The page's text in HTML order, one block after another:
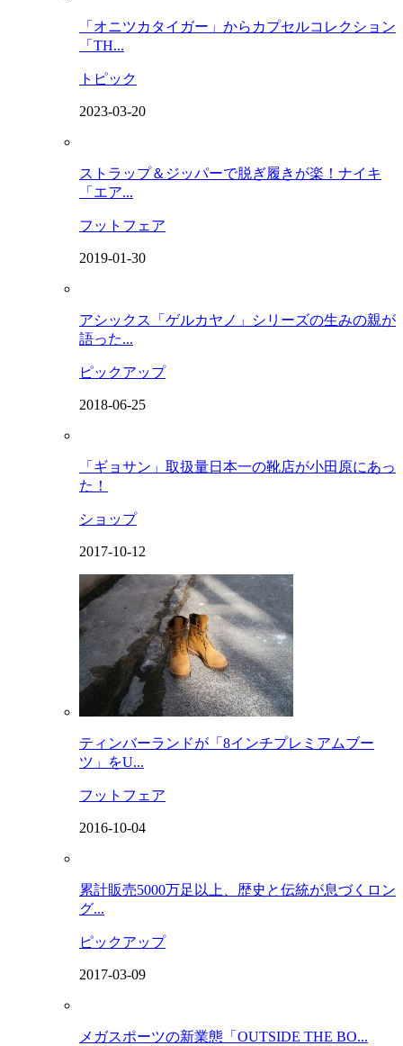
「オニツカタイガー」からカプセルコレクション
「TH...
トピック
2023-03-20
ストラップ＆ジッパーで脱ぎ履きが楽！ナイキ
「エア...
フットフェア
2019-01-30
アシックス「ゲルカヤノ」シリーズの生みの親が
語った...
ピックアップ
2018-06-25
「ギョサン」取扱量日本一の靴店が小田原にあっ
た！
ショップ
2017-10-12
ティンバーランドが「8インチプレミアムブー
ツ」をU...
フットフェア
2016-10-04
累計販売5000万足以上、歴史と伝統が息づくロン
グ...
ピックアップ
2017-03-09
メガスポーツの新業態「OUTSIDE THE BO...